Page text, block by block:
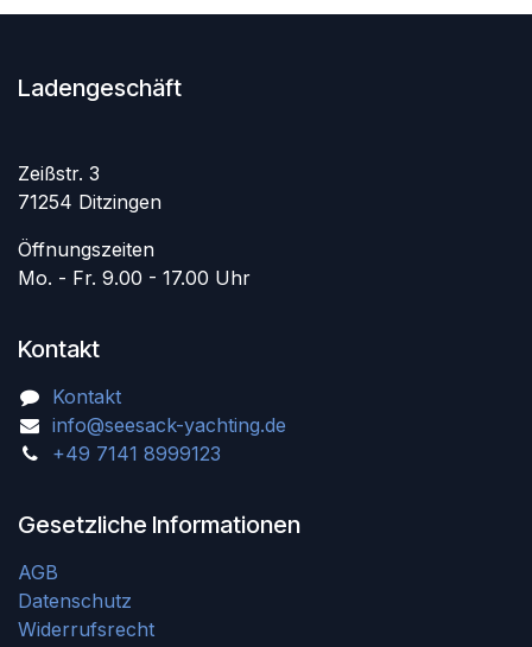
Ladengeschäft
Zeißstr. 3
71254 Ditzingen
Öffnungszeiten
Mo. - Fr. 9.00 - 17.00 Uhr
Kontakt
Kontakt
info@seesack-yachting.de
+49 7141 8999123
Gesetzliche Informationen
AGB
Datenschutz
Widerrufsrecht